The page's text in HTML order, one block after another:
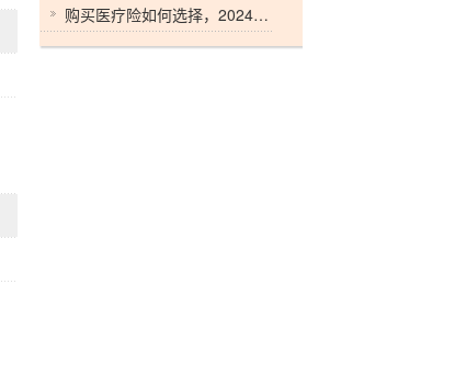
购买医疗险如何选择，2024年哪家保险公司最好